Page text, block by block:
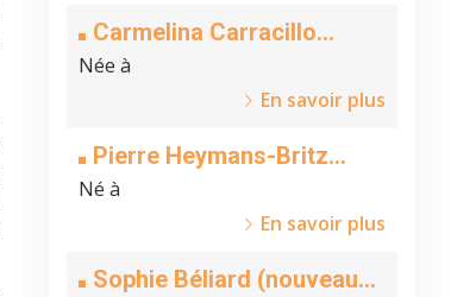
Carmelina Carracillo
(nouveau membre)
Née à
En savoir plus
Pierre Heymans-Britz
(nouveau membre)
Né à
En savoir plus
Sophie Béliard (nouveau